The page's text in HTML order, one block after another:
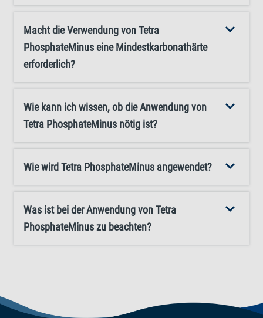
haben. Sorgen Sie außerdem für eine ausreichende
Belüftung Ihres Aquariums (zum Beispiel mit dem Tetra
APS-Sortiment), um nützliche Mikroorganismen zu
Tetra PhosphateMinus, um in Ihrem Aquarium Phosphat
effektiv zu reduzieren und ein ausgewogenes Ökosystem
aufrechtzuerhalten!
Macht die Verwendung von Tetra
PhosphateMinus eine Mindestkarbonathärte
erforderlich?
Wie kann ich wissen, ob die Anwendung von
Tetra PhosphateMinus nötig ist?
Wie wird Tetra PhosphateMinus angewendet?
Was ist bei der Anwendung von Tetra
PhosphateMinus zu beachten?